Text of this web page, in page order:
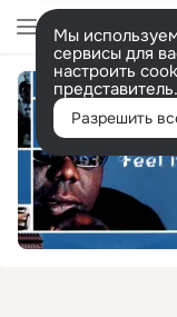
Мы
сервисы для
настроить
представитель.
Разрешить